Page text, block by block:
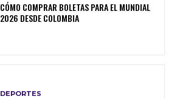
CÓMO COMPRAR BOLETAS PARA EL MUNDIAL
2026 DESDE COLOMBIA
DEPORTES